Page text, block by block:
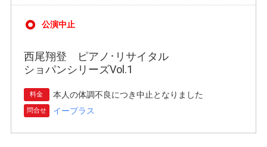
公演中止
西尾翔登 ピアノ･リサイタル
ショパンシリーズVol.1
料金 本人の体調不良につき中止となりました
問合せ イープラス